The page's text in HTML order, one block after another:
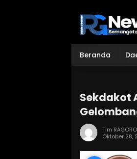
Beranda
Sekdakot
Tim RAGORO
Oktober 28,